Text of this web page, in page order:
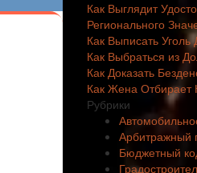
Как Выглядит
Регионального
Как Выписать
Как Выбраться из
Как Доказать
Как Жена Отбирает
Рубрики
Арбитражный
Бюджетный